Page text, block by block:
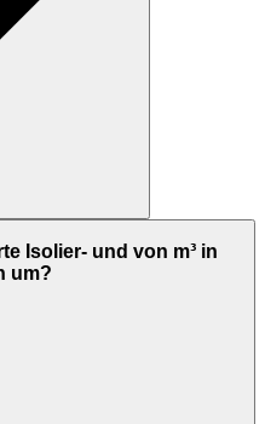
Isolier- und von m³ in
um?